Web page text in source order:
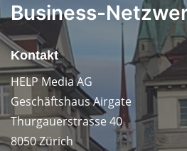
Business-
Kontakt
HELP Media AG
Geschäftshaus Airgate
Thurgauerstrasse 40
8050 Zürich